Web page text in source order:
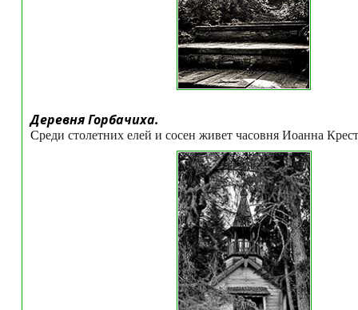
Деревня Горбачиха.
Среди столетних елей и сосен живет часовня Иоанна